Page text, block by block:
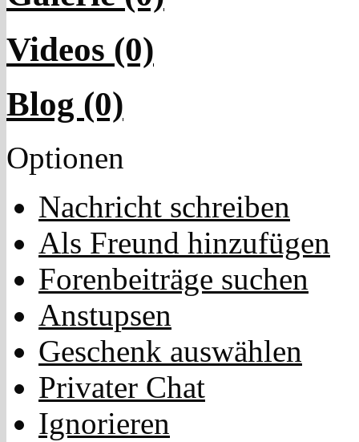
Videos (0)
Blog (0)
Optionen
Nachricht schreiben
Als Freund hinzufügen
Forenbeiträge suchen
Anstupsen
Geschenk auswählen
Privater Chat
Ignorieren